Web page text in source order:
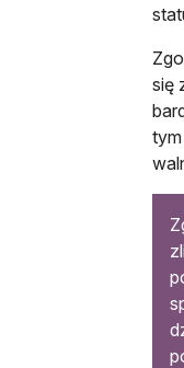
się